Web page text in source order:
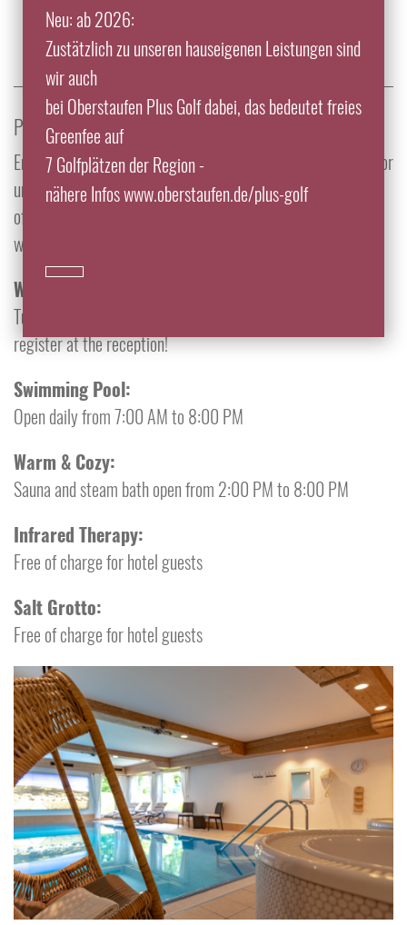
Neu: ab 2026:
Zustätzlich zu unseren hauseigenen Leistungen sind
wir auch
bei Oberstaufen Plus Golf dabei, das bedeutet freies
Greenfee auf
7 Golfplätzen der Region -
nähere Infos www.oberstaufen.de/plus-golf
Spa & Wellness
PEACEFULLY NESTLED IN A WONDERFUL LOCATION...
Enjoy our beautiful garden with plenty of cozy lounge spots, or
unwind in our intimate wellness area, "Gsundbrunnen," which
offers an indoor pool, sauna, aromatic bath, infrared therapy,
whirlpool, and salt grotto.
Water Gymnastics:
Tuesdays and Thursdays from 8:00 to 8:30 AM – please
register at the reception!
Swimming Pool:
Open daily from 7:00 AM to 8:00 PM
Warm & Cozy:
Sauna and steam bath open from 2:00 PM to 8:00 PM
Infrared Therapy:
Free of charge for hotel guests
Salt Grotto:
Free of charge for hotel guests